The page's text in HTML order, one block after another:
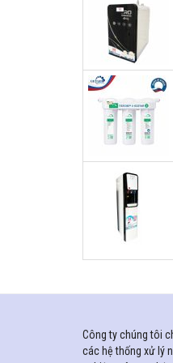
Công ty chúng tôi
các hệ thống xử lý